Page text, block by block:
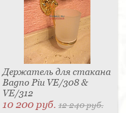
Держатель для стакана
Bagno Piu VE/308 &
VE/312
10 200 руб. 12 240 руб.